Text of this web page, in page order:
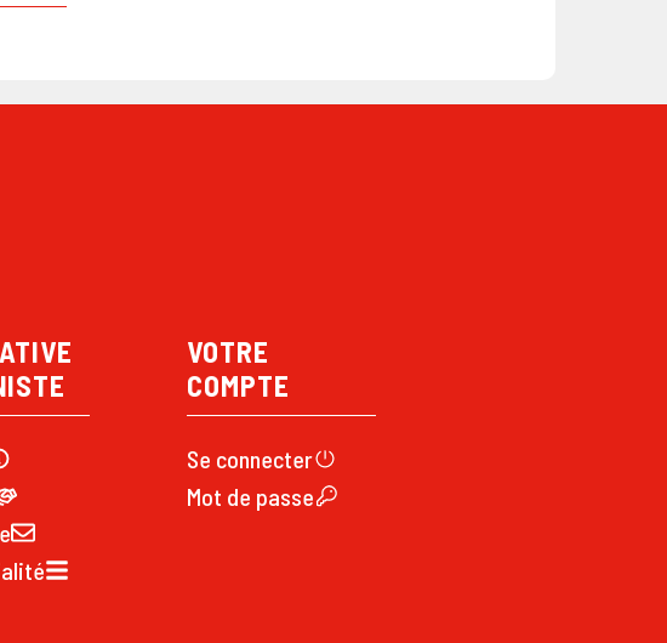
VOTRE
COMPTE
Se connecter
Mot de passe